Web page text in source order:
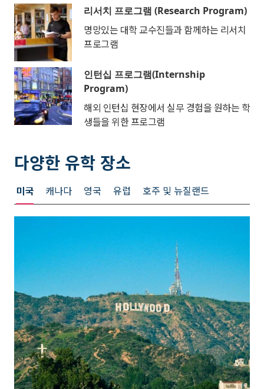
리서치 프로그램 (Research Program)
명망있는 대학 교수진들과 함께하는 리서치
프로그램
인턴십 프로그램(Internship
Program)
해외 인턴십 현장에서 실무 경험을 원하는 학
생들을 위한 프로그램
다양한 유학 장소
미국 캐나다 영국 유럽 호주 및 뉴질랜드